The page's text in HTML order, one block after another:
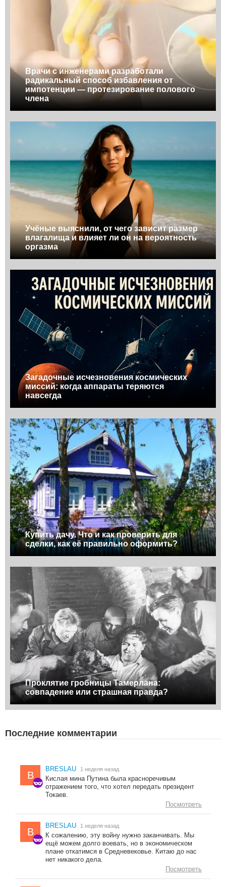
Врачи с инженерами разработали
радикальный способ избавления от
импотенции — протезирование полового
члена
Учёные выяснили, от чего зависит размер
влагалища и влияет ли он на вероятность
оргазма
Загадочные исчезновения космических
миссий: когда аппараты теряются
навсегда
Купить дачу. Что и как проверить для
сделки, как её правильно оформить?
Проклятие гробницы Тамерлана:
совпадение или страшная правда?
Последние комментарии
B
BRESLAU 1 неделя назад
Кислая мина Путина была красноречивым
отражением того, что хотел передать президент
Токаев.
Посмотреть
B
BRESLAU 1 неделя назад
К сожалению, эту войну нужно заканчивать. Мы
ещё можем долго воевать, но в экономическом
плане откатимся в Средневековье. Китаю до нас
нет никакого дела.
Посмотреть